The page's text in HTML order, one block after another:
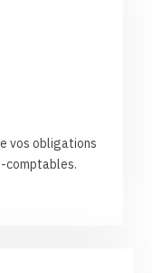
vos obligations
comptables.